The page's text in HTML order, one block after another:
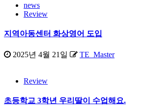
news
Review
지역아동센터 화상영어 도입
2025년 4월 21일 TE_Master
Review
초등학교 3학년 우리딸이 수업해요.